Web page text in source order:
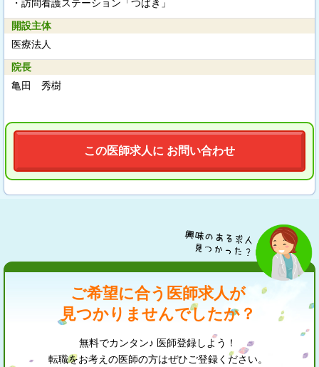
・訪問看護ステーション「つばき」
開設主体
医療法人
院長
亀田 秀樹
この医師求人に お問い合わせ
ご希望に合う医師求人が
見つかりませんでしたか？
無料でカンタン♪ 医師登録しよう！
転職をお考えの医師の方はぜひご登録ください。